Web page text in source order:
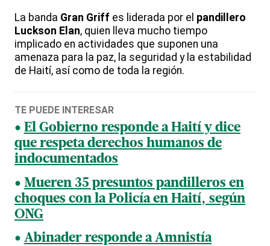
La banda Gran Griff es liderada por el pandillero
Luckson Elan, quien lleva mucho tiempo
implicado en actividades que suponen una
amenaza para la paz, la seguridad y la estabilidad
de Haití, así como de toda la región.
TE PUEDE INTERESAR
El Gobierno responde a Haití y dice
que respeta derechos humanos de
indocumentados
Mueren 35 presuntos pandilleros en
choques con la Policía en Haití, según
ONG
Abinader responde a Amnistía